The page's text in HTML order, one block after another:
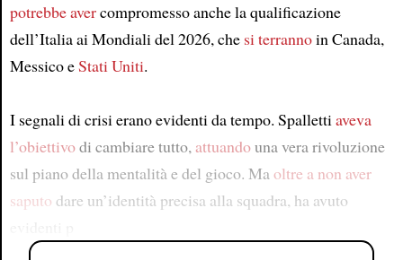
potrebbe avercompromesso anche la qualificazione
dell’Italia ai Mondiali del 2026, che si terrannoin Canada,
Messico eStati Uniti.
I segnali di crisi erano evidenti da tempo. Spallettiaveva
l’obiettivodi cambiare tutto,attuandouna vera rivoluzione
sul piano della mentalità e del gioco. Maoltre a non aver
saputo dare un’identità precisa alla squadra, ha avuto